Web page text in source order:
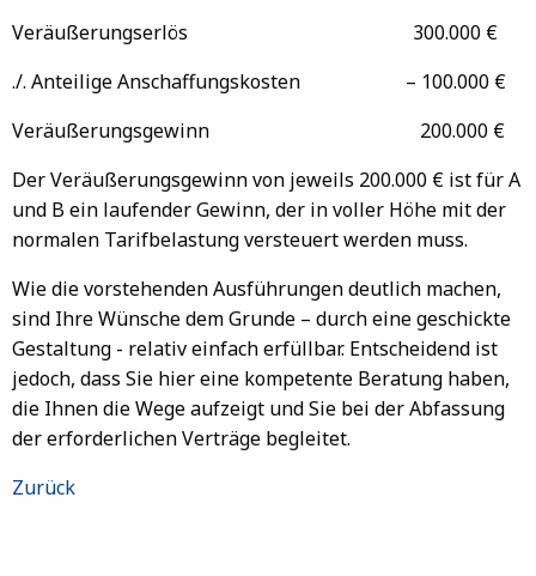
Veräußerungserlös 300.000 €
./. Anteilige Anschaffungskosten – 100.000 €
Veräußerungsgewinn 200.000 €
Der Veräußerungsgewinn von jeweils 200.000 € ist für A
und B ein laufender Gewinn, der in voller Höhe mit der
normalen Tarifbelastung versteuert werden muss.
Wie die vorstehenden Ausführungen deutlich machen,
sind Ihre Wünsche dem Grunde – durch eine geschickte
Gestaltung - relativ einfach erfüllbar. Entscheidend ist
jedoch, dass Sie hier eine kompetente Beratung haben,
die Ihnen die Wege aufzeigt und Sie bei der Abfassung
der erforderlichen Verträge begleitet.
Zurück